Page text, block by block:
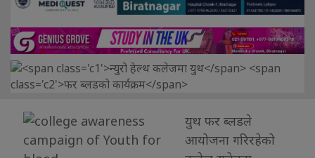
युथ फर ब्लडले
आयोजना गरिरहेको